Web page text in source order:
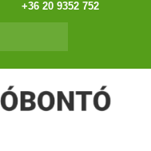
+36 20 9352 752